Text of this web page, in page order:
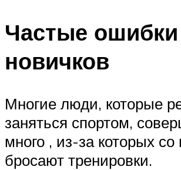
Частые ошибки
новичков
Многие люди, которые
заняться спортом,
много , из-за которых
бросают тренировки.